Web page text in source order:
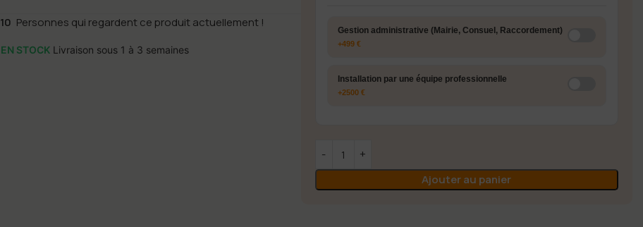
10 Personnes qui regardent ce produit actuellement !
EN STOCK Livraison sous 1 à 3 semaines
Gestion administrative (Mairie, Consuel, Raccordement)
+499 €
Installation par une équipe professionnelle
+2500 €
Ajouter au panier